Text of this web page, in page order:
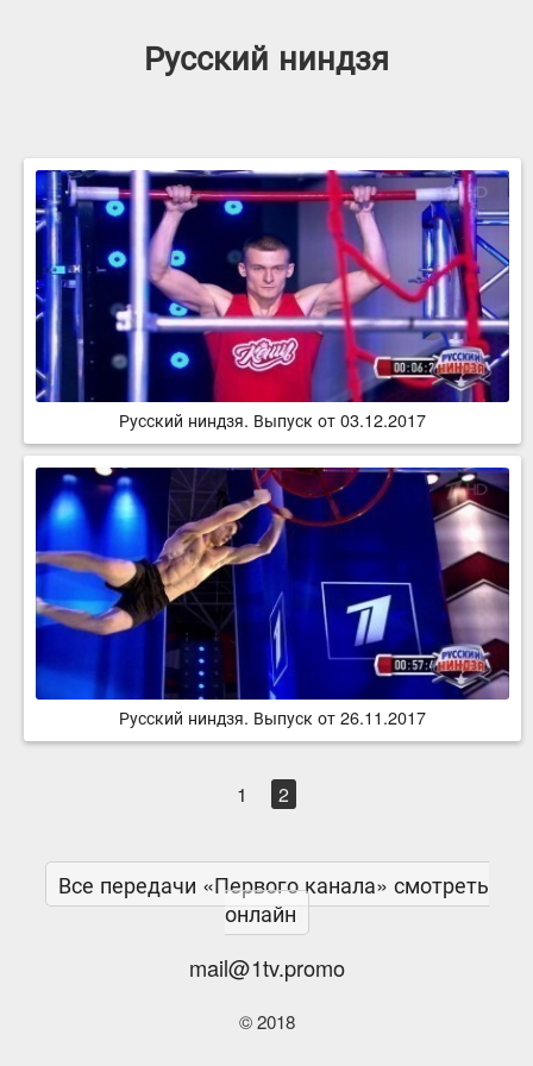
Русский ниндзя
Русский ниндзя. Выпуск от 03.12.2017
Русский ниндзя. Выпуск от 26.11.2017
1 2
Все передачи «Первого канала» смотреть
онлайн
mail@1tv.promo
© 2018